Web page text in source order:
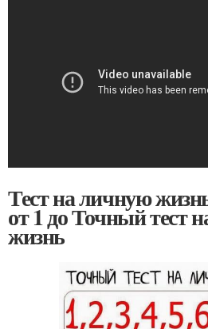
Тест на личную
от 1 до Точный тест
жизнь